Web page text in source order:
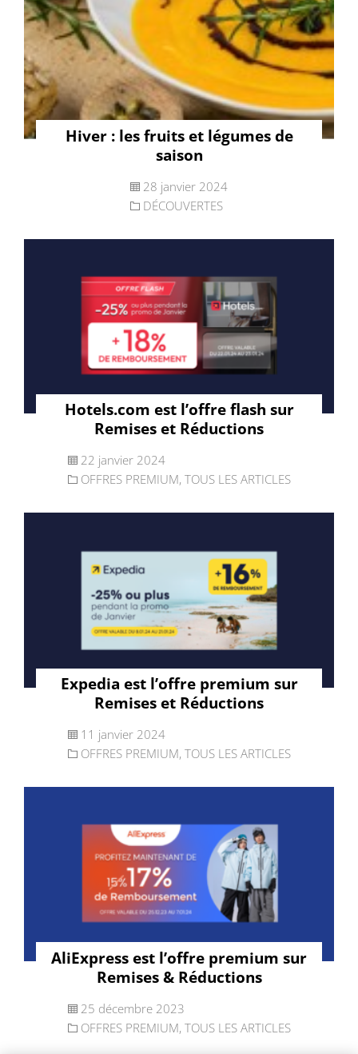
Hiver : les fruits et légumes de
saison
28 janvier 2024
DÉCOUVERTES
Hotels.com est l’offre flash sur
Remises et Réductions
22 janvier 2024
OFFRES PREMIUM, TOUS LES ARTICLES
Expedia est l’offre premium sur
Remises et Réductions
11 janvier 2024
OFFRES PREMIUM, TOUS LES ARTICLES
AliExpress est l’offre premium sur
Remises & Réductions
25 décembre 2023
OFFRES PREMIUM, TOUS LES ARTICLES